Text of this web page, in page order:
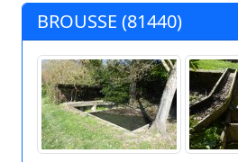
BROUSSE (81440)